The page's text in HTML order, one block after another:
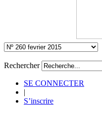
Rechercher
SE CONNECTER
|
S’inscrire